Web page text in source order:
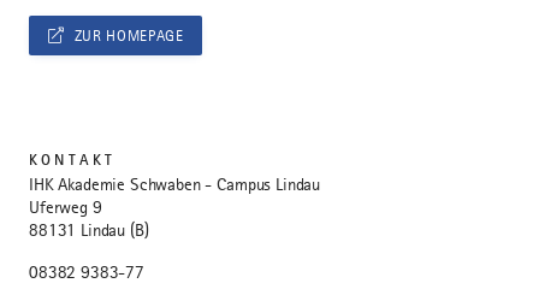
ZUR HOMEPAGE
KONTAKT
IHK Akademie Schwaben - Campus Lindau
Uferweg 9
88131 Lindau (B)
08382 9383-77